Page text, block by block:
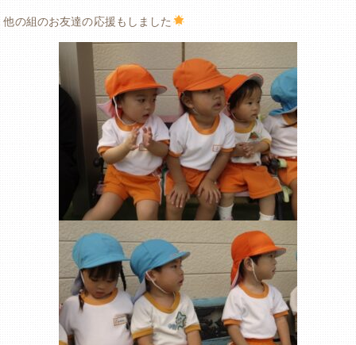
他の組のお友達の応援もしました